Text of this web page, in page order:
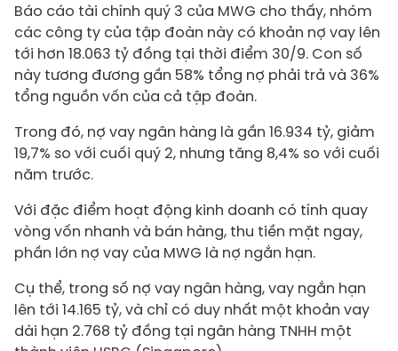
Báo cáo tài chính quý 3 của MWG cho thấy, nhóm
các công ty của tập đoàn này có khoản nợ vay lên
tới hơn 18.063 tỷ đồng tại thời điểm 30/9. Con số
này tương đương gần 58% tổng nợ phải trả và 36%
tổng nguồn vốn của cả tập đoàn.
Trong đó, nợ vay ngân hàng là gần 16.934 tỷ, giảm
19,7% so với cuối quý 2, nhưng tăng 8,4% so với cuối
năm trước.
Với đặc điểm hoạt động kinh doanh có tính quay
vòng vốn nhanh và bán hàng, thu tiền mặt ngay,
phần lớn nợ vay của MWG là nợ ngắn hạn.
Cụ thể, trong số nợ vay ngân hàng, vay ngắn hạn
lên tới 14.165 tỷ, và chỉ có duy nhất một khoản vay
dài hạn 2.768 tỷ đồng tại ngân hàng TNHH một